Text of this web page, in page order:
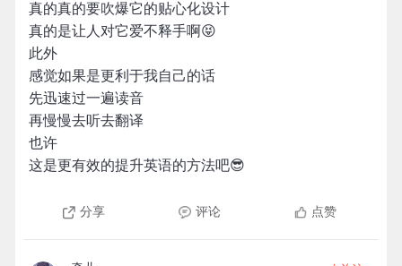
真的真的要吹爆它的贴心化设计
真的是让人对它爱不释手啊😝
此外
感觉如果是更利于我自己的话
先迅速过一遍读音
再慢慢去听去翻译
也许
这是更有效的提升英语的方法吧😎
分享 评论 点赞